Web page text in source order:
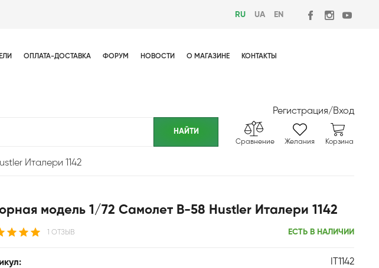
RU UA EN
ОПЛАТА-ДОСТАВКА ФОРУМ НОВОСТИ О МАГАЗИНЕ КОНТАКТЫ
Регистрация/Вход
Сравнение Желания Корзина
Италери 1142
модель 1/72 Самолет B-58 Hustler Италери 1142
1 ОТЗЫВ ЕСТЬ В НАЛИЧИИ
IT1142